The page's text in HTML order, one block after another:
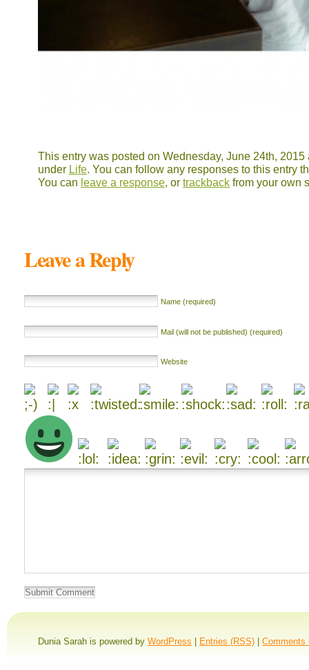
This entry was posted on Wednesday, June 24th,
under Life . You can follow any responses to this entry
You can leave a response , or trackback from your own
Leave a Reply
Name (required)
Mail (will not be published) (required)
Website
Dunia Sarah is powered by WordPress | Entries (RSS) | Comments